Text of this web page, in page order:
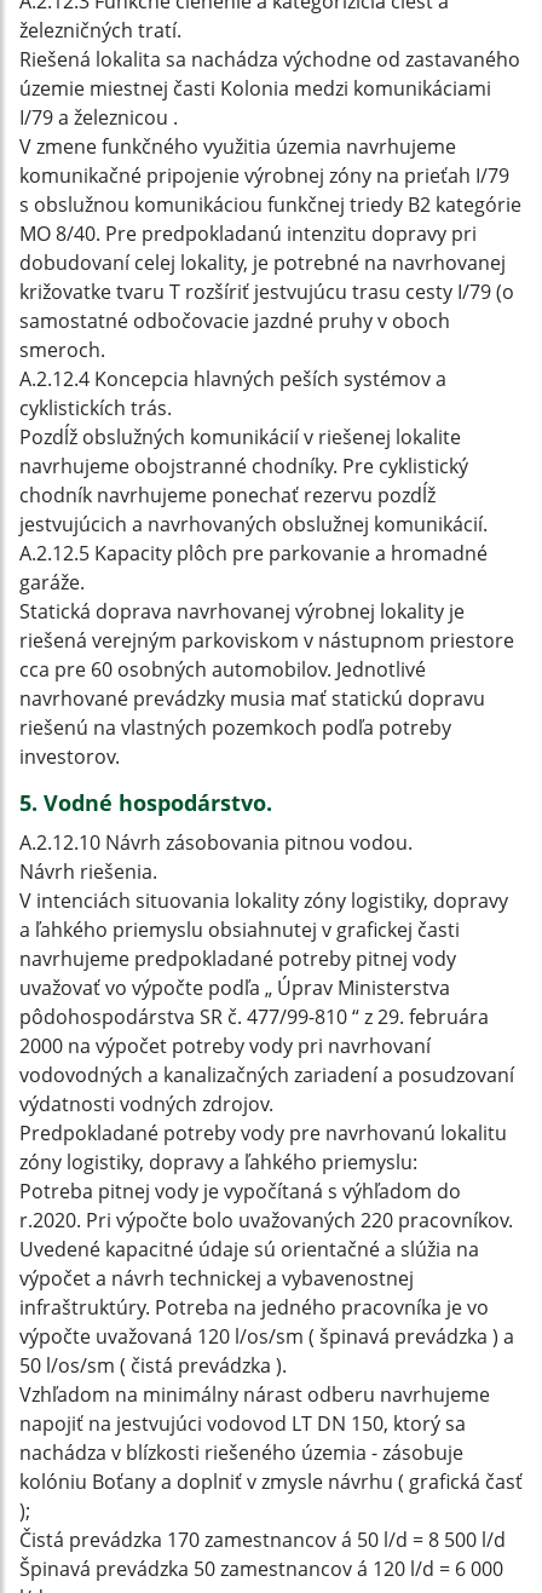
železničných tratí.
Riešená lokalita sa nachádza východne od zastavaného
územie miestnej časti Kolonia medzi komunikáciami
I/79 a železnicou .
V zmene funkčného využitia územia navrhujeme
komunikačné pripojenie výrobnej zóny na prieťah I/79
s obslužnou komunikáciou funkčnej triedy B2 kategórie
MO 8/40. Pre predpokladanú intenzitu dopravy pri
dobudovaní celej lokality, je potrebné na navrhovanej
križovatke tvaru T rozšíriť jestvujúcu trasu cesty I/79 (o
samostatné odbočovacie jazdné pruhy v oboch
smeroch.
A.2.12.4 Koncepcia hlavných peších systémov a
cyklistickích trás.
Pozdĺž obslužných komunikácií v riešenej lokalite
navrhujeme obojstranné chodníky. Pre cyklistický
chodník navrhujeme ponechať rezervu pozdĺž
jestvujúcich a navrhovaných obslužnej komunikácií.
A.2.12.5 Kapacity plôch pre parkovanie a hromadné
garáže.
Statická doprava navrhovanej výrobnej lokality je
riešená verejným parkoviskom v nástupnom priestore
cca pre 60 osobných automobilov. Jednotlivé
navrhované prevádzky musia mať statickú dopravu
riešenú na vlastných pozemkoch podľa potreby
investorov.
5. Vodné hospodárstvo.
A.2.12.10 Návrh zásobovania pitnou vodou.
Návrh riešenia.
V intenciách situovania lokality zóny logistiky, dopravy
a ľahkého priemyslu obsiahnutej v grafickej časti
navrhujeme predpokladané potreby pitnej vody
uvažovať vo výpočte podľa „ Úprav Ministerstva
pôdohospodárstva SR č. 477/99-810 “ z 29. februára
2000 na výpočet potreby vody pri navrhovaní
vodovodných a kanalizačných zariadení a posudzovaní
výdatnosti vodných zdrojov.
Predpokladané potreby vody pre navrhovanú lokalitu
zóny logistiky, dopravy a ľahkého priemyslu:
Potreba pitnej vody je vypočítaná s výhľadom do
r.2020. Pri výpočte bolo uvažovaných 220 pracovníkov.
Uvedené kapacitné údaje sú orientačné a slúžia na
výpočet a návrh technickej a vybavenostnej
infraštruktúry. Potreba na jedného pracovníka je vo
výpočte uvažovaná 120 l/os/sm ( špinavá prevádzka ) a
50 l/os/sm ( čistá prevádzka ).
Vzhľadom na minimálny nárast odberu navrhujeme
napojiť na jestvujúci vodovod LT DN 150, ktorý sa
nachádza v blízkosti riešeného územia - zásobuje
kolóniu Boťany a doplniť v zmysle návrhu ( grafická časť
);
Čistá prevádzka 170 zamestnancov á 50 l/d = 8 500 l/d
Špinavá prevádzka 50 zamestnancov á 120 l/d = 6 000